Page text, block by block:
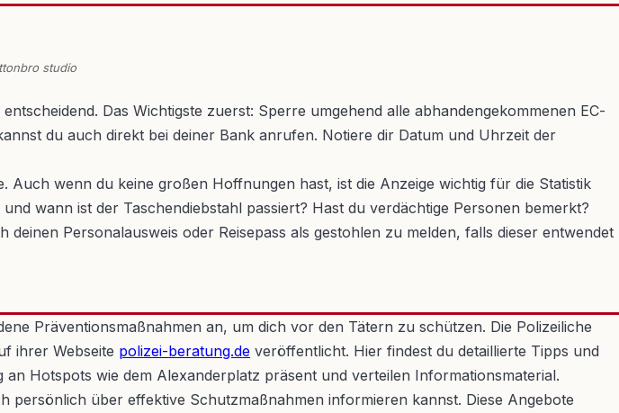
studio
Das Wichtigste zuerst: Sperre umgehend alle abhandengekommenen EC-
du auch direkt bei deiner Bank anrufen. Notiere dir Datum und Uhrzeit der
Auch wenn du keine großen Hoffnungen hast, ist die Anzeige wichtig für die Statistik
wann ist der Taschendiebstahl passiert? Hast du verdächtige Personen bemerkt?
Personalausweis oder Reisepass als gestohlen zu melden, falls dieser entwendet
Präventionsmaßnahmen an, um dich vor den Tätern zu schützen. Die Polizeiliche
ihrer Webseite polizei-beratung.de veröffentlicht. Hier findest du detaillierte Tipps und
Hotspots wie dem Alexanderplatz präsent und verteilen Informationsmaterial.
über effektive Schutzmaßnahmen informieren kannst. Diese Angebote